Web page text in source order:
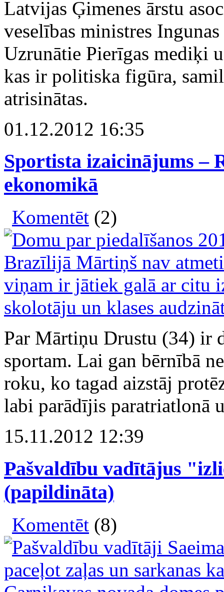
Latvijas Ģimenes ārstu
veselības ministres
Uzrunātie Pierīgas mediķi
kas ir politiska figūra,
atrisinātas.
01.12.2012 16:35
Sportista izaicinājums –
ekonomikā
Komentēt (2)
Par Mārtiņu Drustu (34) ir
sportam. Lai gan bērnībā
roku, ko tagad aizstāj
labi parādījis paratriatlonā
15.11.2012 12:39
Pašvaldību vadītājus
(papildināta)
Komentēt (8)